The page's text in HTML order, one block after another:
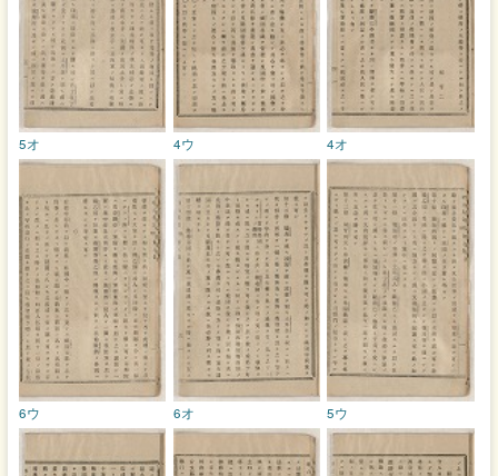
4オ
4ウ
5オ
5ウ
6オ
6ウ